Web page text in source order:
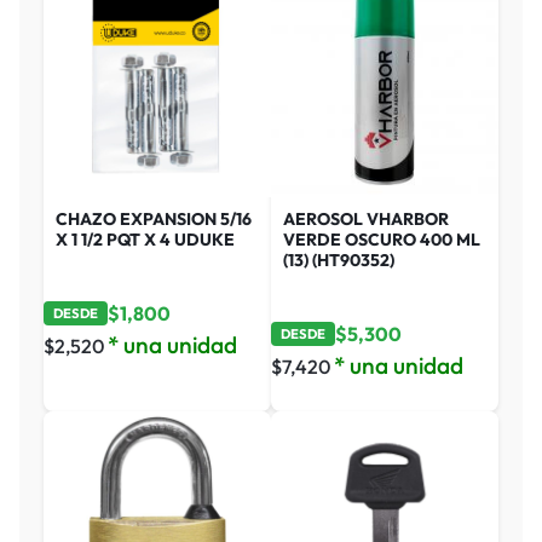
CHAZO EXPANSION 5/16
X 1 1/2 PQT X 4 UDUKE
DESDE $1,800
$2,520 * una unidad
AEROSOL VHARBOR
VERDE OSCURO 400 ML
(13) (HT90352)
DESDE $5,300
$7,420 * una unidad